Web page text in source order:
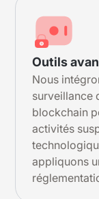
Outils
Nous
surveillance
blockchain
activités
appliquons